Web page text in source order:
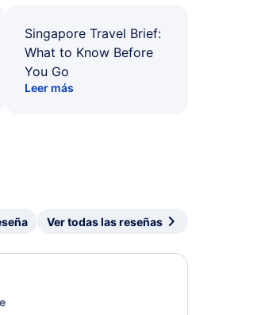
Singapore Travel Brief:
What to Know Before
You Go
Leer más
Ver todas las reseñas